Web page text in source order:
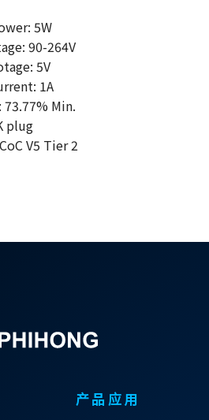
5W
90-264V
5V
1A
Min.
plug
V5 Tier 2
产品应用